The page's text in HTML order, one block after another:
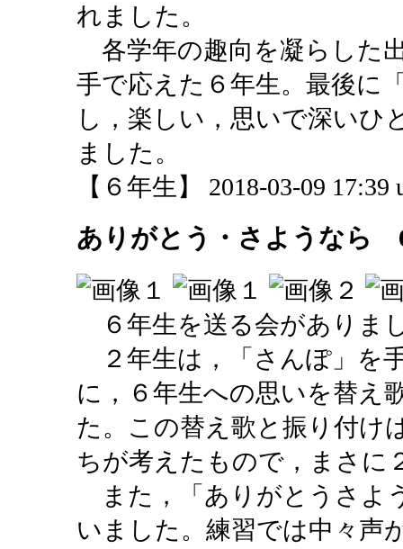
れました。
各学年の趣向を凝らした
手で応えた６年生。最後に
し，楽しい，思いで深いひ
ました。
【６年生】 2018-03-09 17:39
ありがとう・さようなら
６年生を送る会がありま
２年生は，「さんぽ」を
に，６年生への思いを替え
た。この替え歌と振り付け
ちが考えたもので，まさに
また，「ありがとうさよ
いました。練習では中々声